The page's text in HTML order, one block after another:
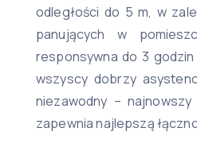
odległości do 5 m, w
panujących w
responsywna do 3 godzin
wszyscy dobrzy
niezawodny –
zapewnia najlepszą